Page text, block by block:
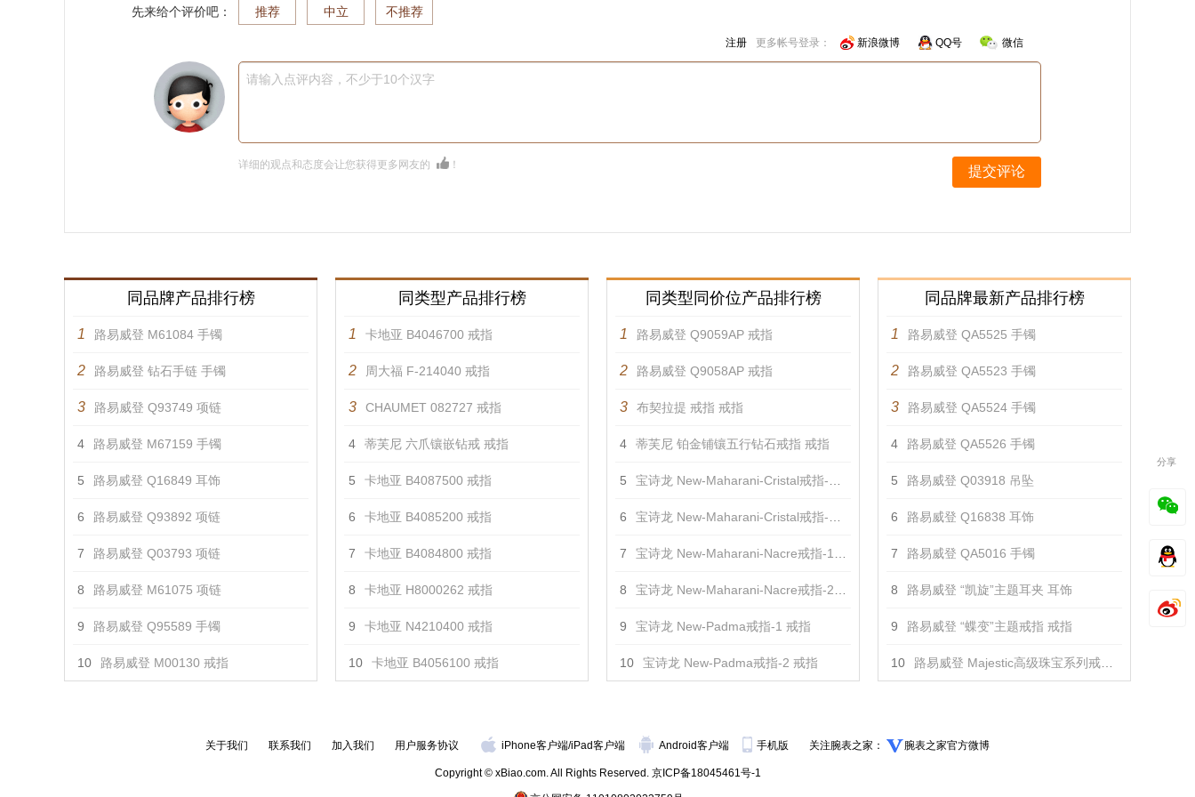
先来给个评价吧： 推荐 中立 不推荐
注册 更多帐号登录： 新浪微博 QQ号 微信
请输入点评内容，不少于10个汉字
详细的观点和态度会让您获得更多网友的 ！ 提交评论
同品牌产品排行榜
1 路易威登 M61084 手镯
2 路易威登 钻石手链 手镯
3 路易威登 Q93749 项链
4 路易威登 M67159 手镯
5 路易威登 Q16849 耳饰
6 路易威登 Q93892 项链
7 路易威登 Q03793 项链
8 路易威登 M61075 项链
9 路易威登 Q95589 手镯
10 路易威登 M00130 戒指
同类型产品排行榜
1 卡地亚 B4046700 戒指
2 周大福 F-214040 戒指
3 CHAUMET 082727 戒指
4 蒂芙尼 六爪镶嵌钻戒 戒指
5 卡地亚 B4087500 戒指
6 卡地亚 B4085200 戒指
7 卡地亚 B4084800 戒指
8 卡地亚 H8000262 戒指
9 卡地亚 N4210400 戒指
10 卡地亚 B4056100 戒指
同类型同价位产品排行榜
1 路易威登 Q9059AP 戒指
2 路易威登 Q9058AP 戒指
3 布契拉提 戒指 戒指
4 蒂芙尼 铂金铺镶五行钻石戒指 戒指
5 宝诗龙 New-Maharani-Cristal戒指-1 戒指
6 宝诗龙 New-Maharani-Cristal戒指-2 戒指
7 宝诗龙 New-Maharani-Nacre戒指-1 戒指
8 宝诗龙 New-Maharani-Nacre戒指-2 戒指
9 宝诗龙 New-Padma戒指-1 戒指
10 宝诗龙 New-Padma戒指-2 戒指
同品牌最新产品排行榜
1 路易威登 QA5525 手镯
2 路易威登 QA5523 手镯
3 路易威登 QA5524 手镯
4 路易威登 QA5526 手镯
5 路易威登 Q03918 吊坠
6 路易威登 Q16838 耳饰
7 路易威登 QA5016 手镯
8 路易威登 “凯旋”主题耳夹 耳饰
9 路易威登 “蝶变”主题戒指 戒指
10 路易威登 Majestic高级珠宝系列戒指 戒指
关于我们 联系我们 加入我们 用户服务协议 iPhone客户端/iPad客户端 Android客户端 手机版 关注腕表之家： 腕表之家官方微博
Copyright © xBiao.com. All Rights Reserved. 京ICP备18045461号-1
分享